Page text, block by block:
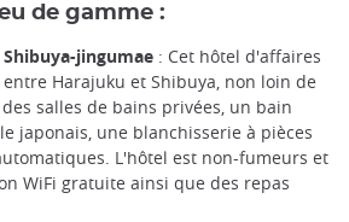
de gamme :
jingumae : Cet hôtel d'affaires
Harajuku et Shibuya, non loin de
salles de bains privées, un bain
japonais, une blanchisserie à pièces
L'hôtel est non-fumeurs et
WiFi gratuite ainsi que des repas